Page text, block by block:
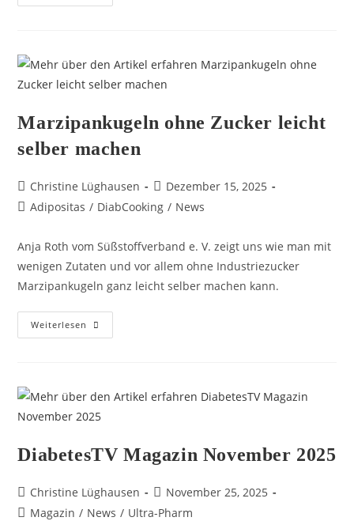
Marzipankugeln ohne Zucker leicht
selber machen
Christine Lüghausen
Dezember 15, 2025
Adipositas / DiabCooking / News
Anja Roth vom Süßstoffverband e. V. zeigt uns wie man mit
wenigen Zutaten und vor allem ohne Industriezucker
Marzipankugeln ganz leicht selber machen kann.
Weiterlesen
DiabetesTV Magazin November 2025
Christine Lüghausen
November 25, 2025
Magazin / News / Ultra-Pharm